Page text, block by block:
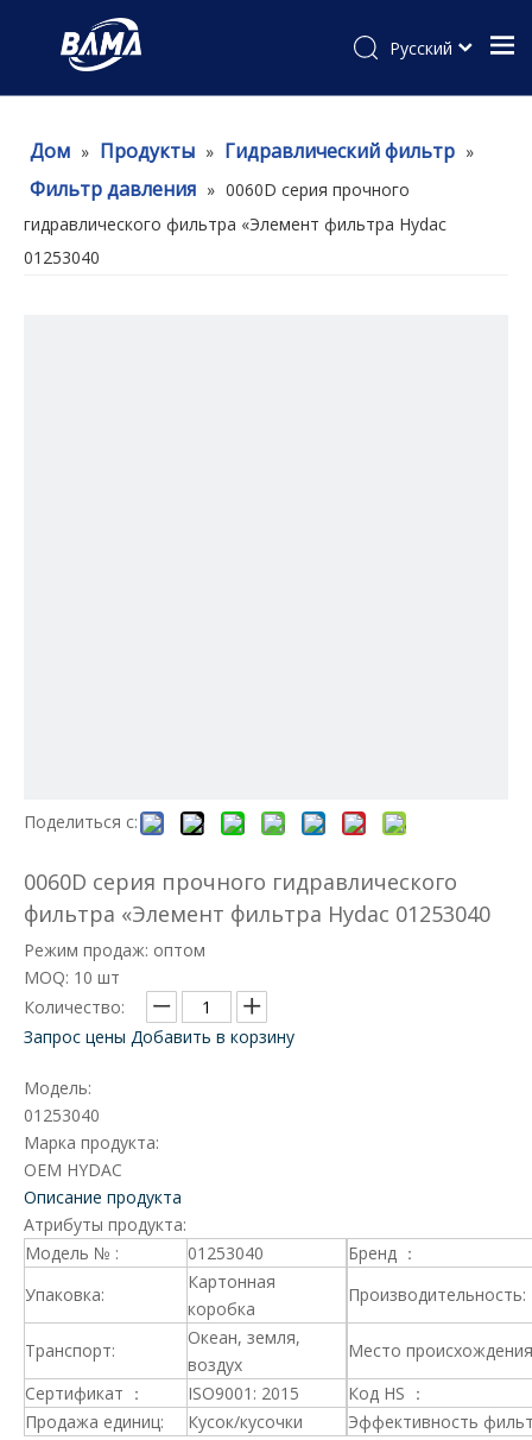
Pусский
Дом » Продукты » Гидравлический фильтр »
Фильтр давления » 0060D серия прочного
гидравлического фильтра «Элемент фильтра Hydac
01253040
Поделиться с:
0060D серия прочного гидравлического
фильтра «Элемент фильтра Hydac 01253040
Режим продаж: оптом
MOQ: 10 шт
Количество:
Запрос цены Добавить в корзину
Модель:
01253040
Марка продукта:
OEM HYDAC
Описание продукта
Атрибуты продукта:
Модель № :
01253040
Бренд ：
Упаковка:
Картонная
коробка
Производительность:
Транспорт:
Океан, земля,
воздух
Место
Сертификат ：
ISO9001: 2015
Код HS ：
Продажа единиц:
Кусок/кусочки Эффективность